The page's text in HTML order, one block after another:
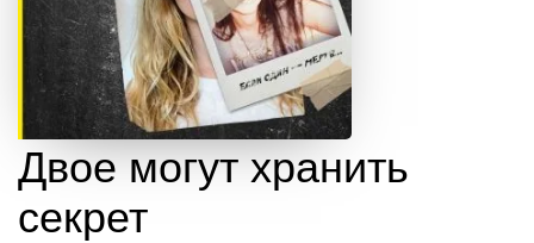
Двое могут хранить
секрет